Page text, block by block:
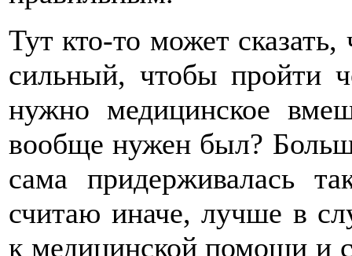
Тут кто-то может
сильный, чтобы пройти
нужно медицинское
вообще нужен был?
сама придерживалась
считаю иначе, лучше в
к медицинской помощи и